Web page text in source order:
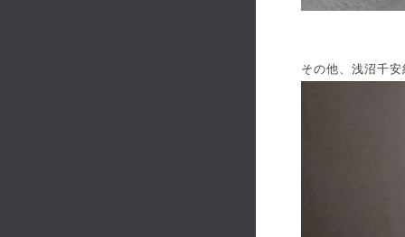
その他、浅沼千